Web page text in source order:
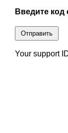
Введите код
Отправить
Your support